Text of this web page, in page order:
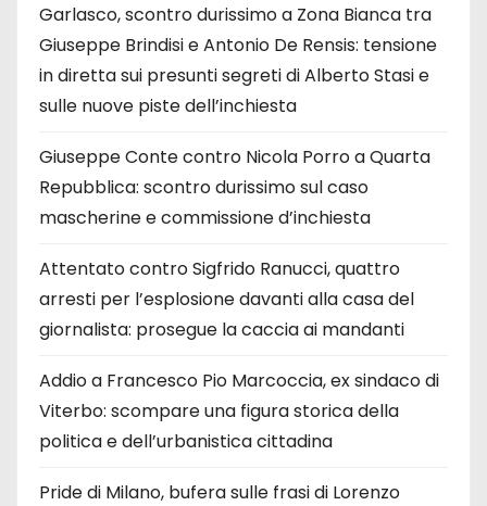
Garlasco, scontro durissimo a Zona Bianca tra
Giuseppe Brindisi e Antonio De Rensis: tensione
in diretta sui presunti segreti di Alberto Stasi e
sulle nuove piste dell’inchiesta
Giuseppe Conte contro Nicola Porro a Quarta
Repubblica: scontro durissimo sul caso
mascherine e commissione d’inchiesta
Attentato contro Sigfrido Ranucci, quattro
arresti per l’esplosione davanti alla casa del
giornalista: prosegue la caccia ai mandanti
Addio a Francesco Pio Marcoccia, ex sindaco di
Viterbo: scompare una figura storica della
politica e dell’urbanistica cittadina
Pride di Milano, bufera sulle frasi di Lorenzo